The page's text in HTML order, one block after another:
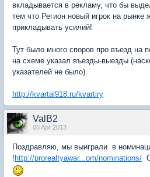
вкладывается в рекламу, что бы
тем что Регион новый игрок на
прикладывать усилий!
Тут было много споров про въезд на
на схеме указал въезды-выезды
указателей не было).
http://kvartal918.ru/kvartiry
ValB2
05 Apr 2013
Поздравляю, мы выиграли в
! http://prorealtyawar...om/nominations/